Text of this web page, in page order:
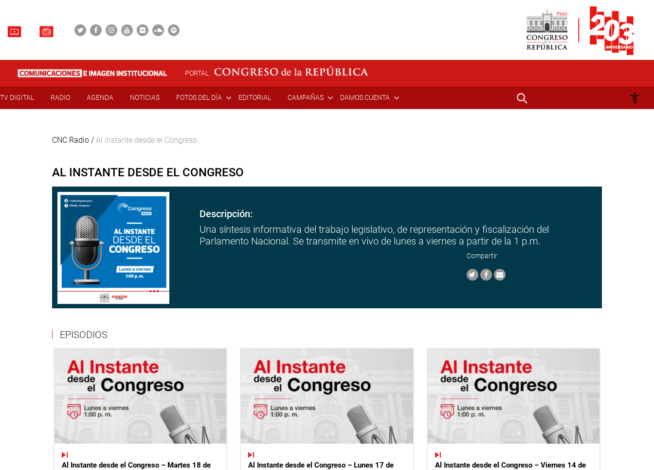
PORTAL
TV DIGITAL RADIO AGENDA NOTICIAS FOTOS DEL DÍA EDITORIAL CAMPAÑAS DAMOS CUENTA
CNC Radio / Al instante desde el Congreso
AL INSTANTE DESDE EL CONGRESO
Descripción:
Una síntesis informativa del trabajo legislativo, de representación y fiscalización del
Parlamento Nacional. Se transmite en vivo de lunes a viernes a partir de la 1 p.m.
Compartir
EPISODIOS
Al Instante desde el Congreso – Martes 18 de
Al Instante desde el Congreso – Lunes 17 de
Al Instante desde el Congreso – Viernes 14 de